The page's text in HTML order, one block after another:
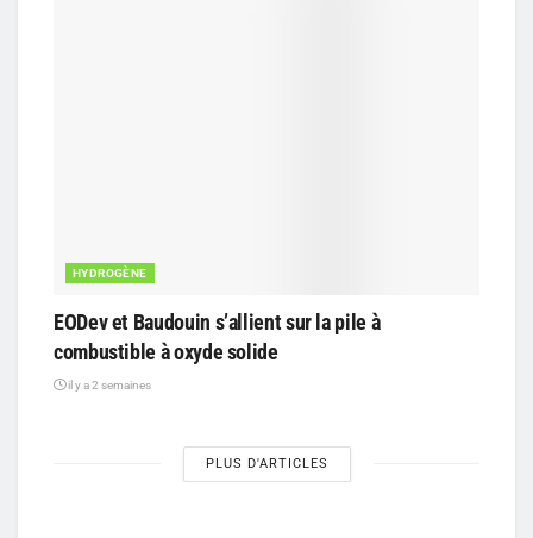
HYDROGÈNE
EODev et Baudouin s’allient sur la pile à
combustible à oxyde solide
il y a 2 semaines
PLUS D'ARTICLES